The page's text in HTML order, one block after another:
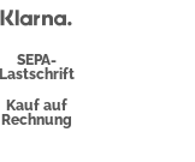
Überweisung
SEPA-
Lastschrift
Kauf auf
Rechnung